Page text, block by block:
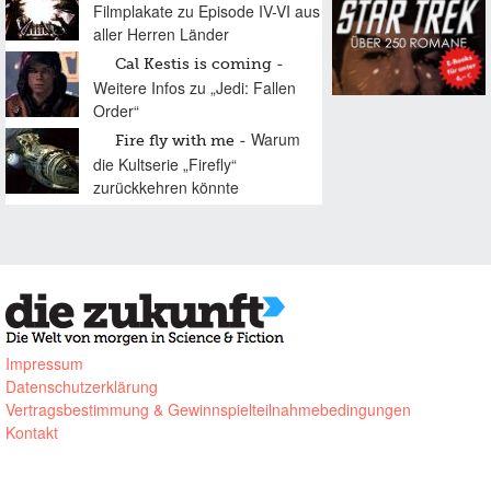
Filmplakate zu Episode IV-VI aus
aller Herren Länder
Cal Kestis is coming
Weitere Infos zu „Jedi: Fallen
Order“
Fire fly with me
Warum
die Kultserie „Firefly“
zurückkehren könnte
Impressum
Datenschutzerklärung
Vertragsbestimmung & Gewinnspielteilnahmebedingungen
Kontakt